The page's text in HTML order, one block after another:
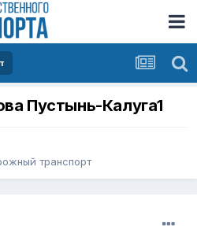
Пустынь-Калуга1
транспорт